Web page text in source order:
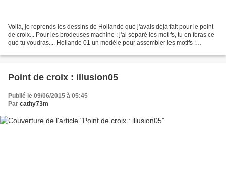
Voilà, je reprends les dessins de Hollande que j'avais déjà fait pour le point
de croix... Pour les brodeuses machine : j'ai séparé les motifs, tu en feras ce
que tu voudras.... Hollande 01 un modèle pour assembler les motifs :
Point de croix : illusion05
Publié le 09/06/2015 à 05:45
Par cathy73m